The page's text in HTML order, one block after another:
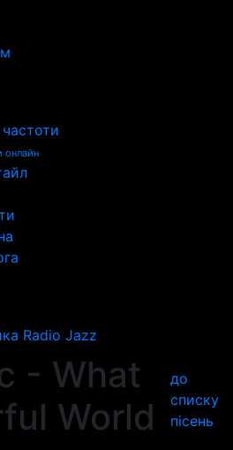
частоти
онлайн
Radio Jazz
- What
World
до
списку
пісень